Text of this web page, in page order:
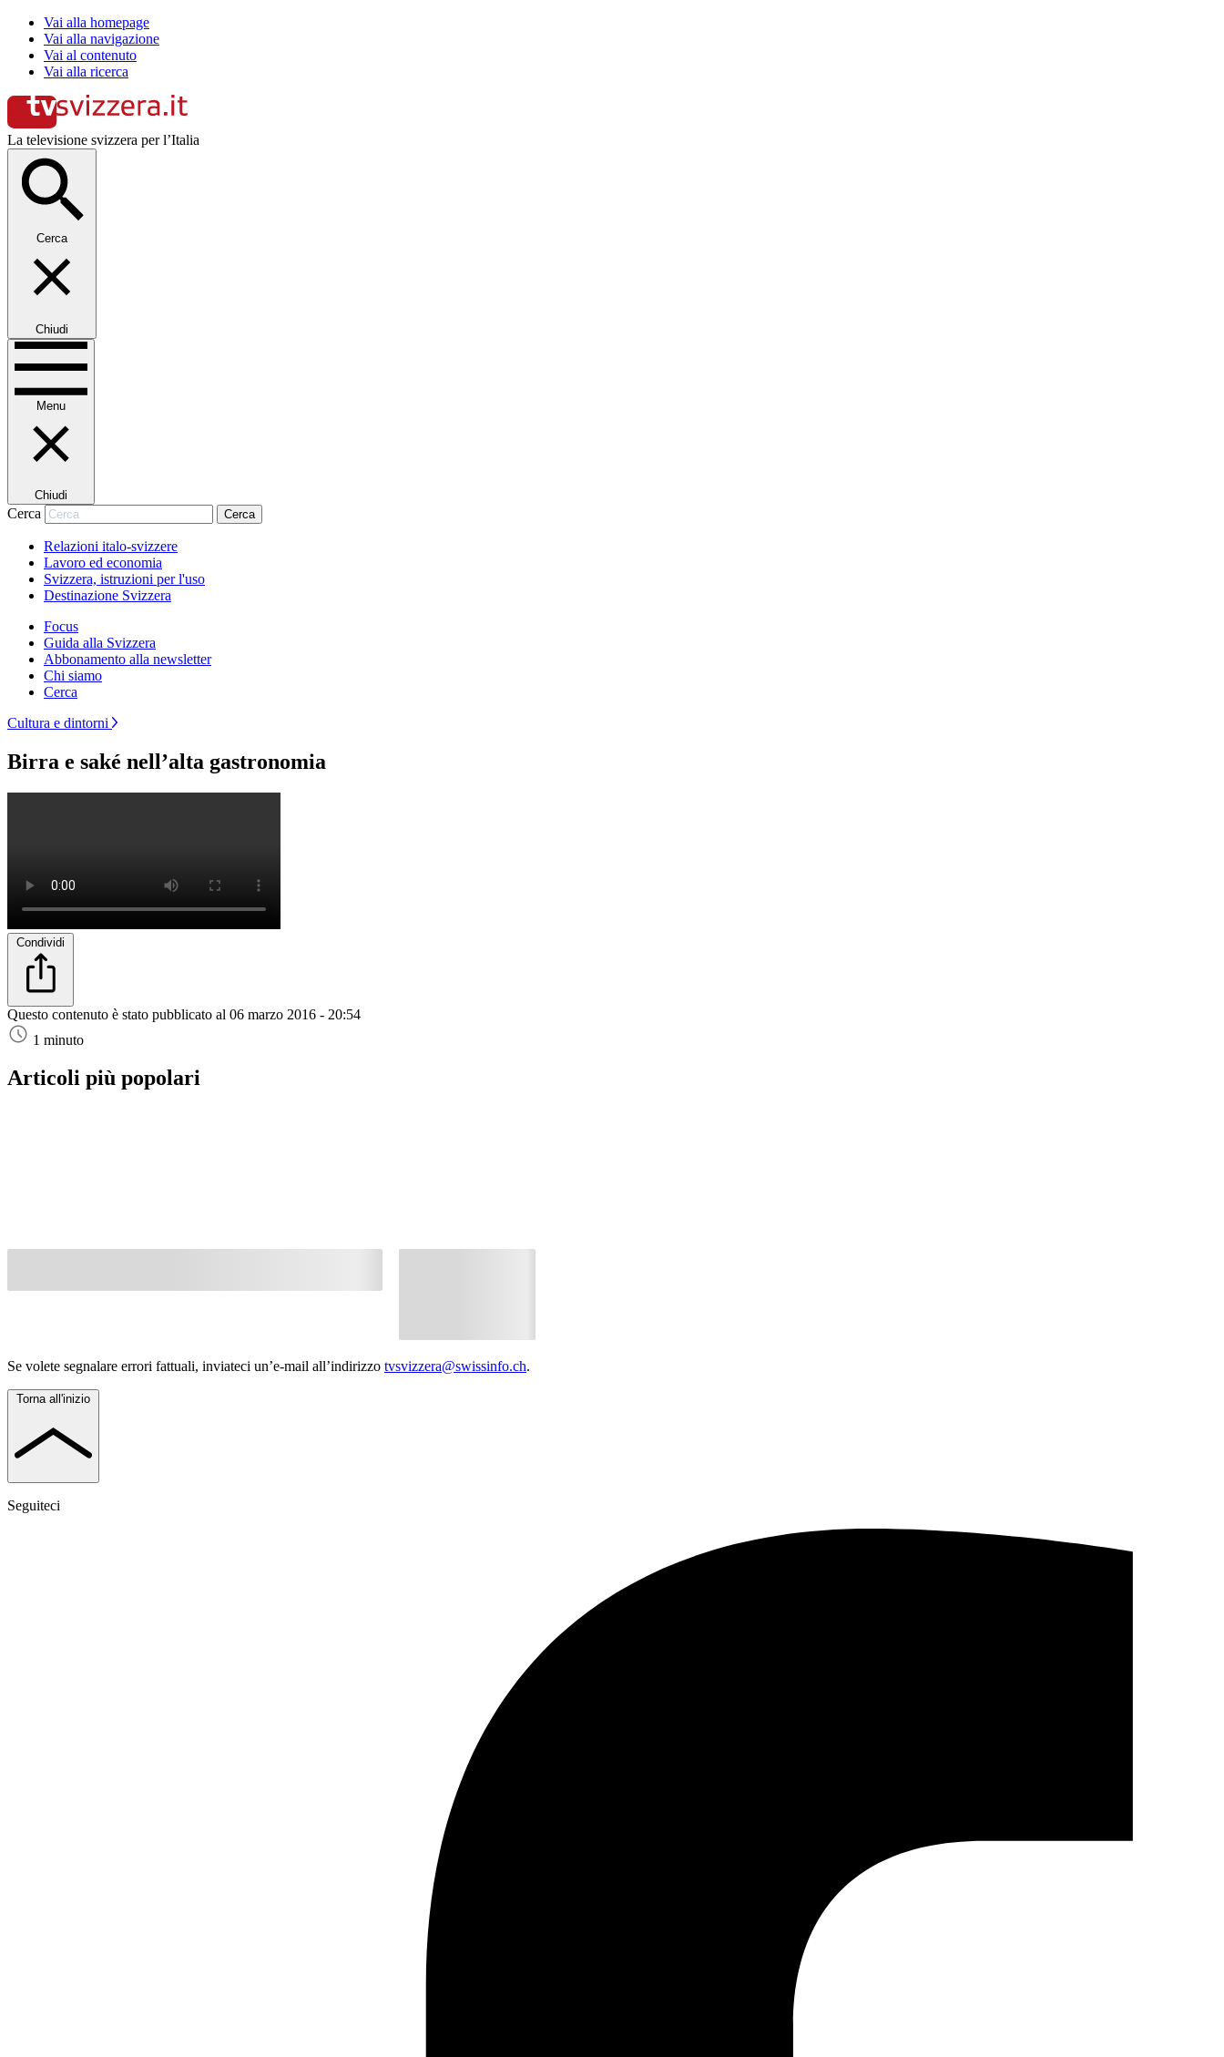
Vai alla homepage
Vai alla navigazione
Vai al contenuto
Vai alla ricerca
La televisione svizzera per l’Italia
Cerca
Chiudi
Menu
Chiudi
Cerca Cerca
Relazioni italo-svizzere
Lavoro ed economia
Svizzera, istruzioni per l'uso
Destinazione Svizzera
Focus
Guida alla Svizzera
Abbonamento alla newsletter
Chi siamo
Cerca
Cultura e dintorni
Birra e saké nell’alta gastronomia
Condividi
Questo contenuto è stato pubblicato al 06 marzo 2016 - 20:54
1 minuto
Articoli più popolari
Se volete segnalare errori fattuali, inviateci un’e-mail all’indirizzo tvsvizzera@swissinfo.ch.
Torna all'inizio
Seguiteci